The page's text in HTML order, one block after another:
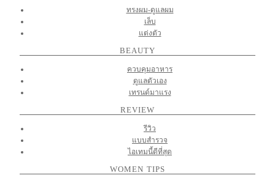
ทรงผม-ดูแลผม
เล็บ
แต่งตัว
BEAUTY
ควบคุมอาหาร
ดูแลตัวเอง
เทรนด์มาแรง
REVIEW
รีวิว
แบบสำรวจ
ไอเทมนี้ดีที่สุด
WOMEN TIPS